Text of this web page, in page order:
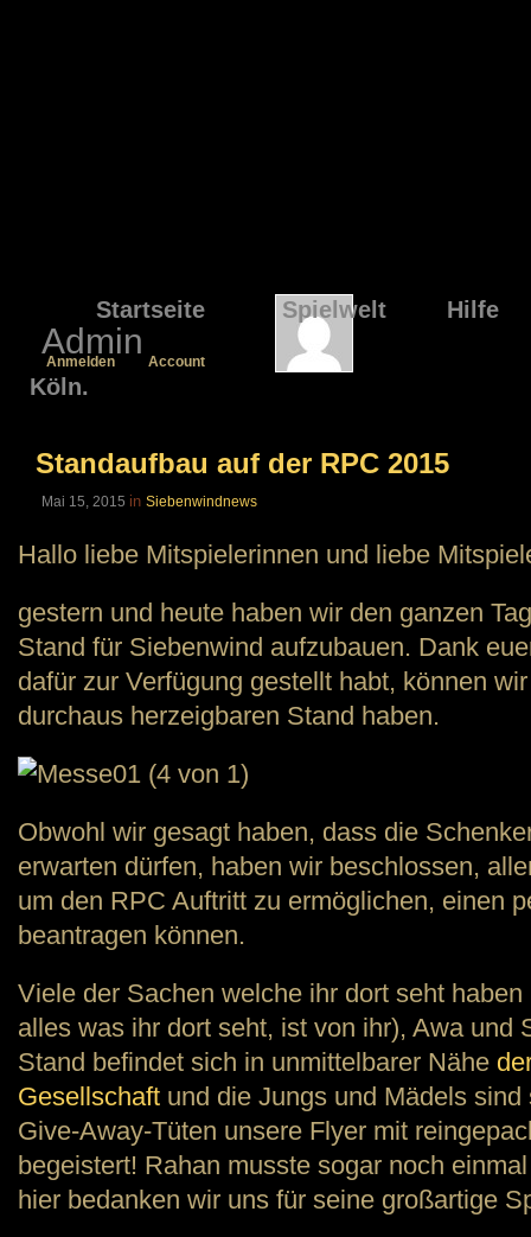
Startseite Spielwelt Hilfe
Admin
Anmelden Account
Köln.
Standaufbau auf der RPC 2015
Mai 15, 2015 in Siebenwindnews
Hallo liebe Mitspielerinnen und liebe
gestern und heute haben wir den ganzen
Stand für Siebenwind aufzubauen. Dank
dafür zur Verfügung gestellt habt, können
durchaus herzeigbaren Stand haben.
Obwohl wir gesagt haben, dass die
erwarten dürfen, haben wir beschlossen,
um den RPC Auftritt zu ermöglichen, einen
beantragen können.
Viele der Sachen welche ihr dort seht
alles was ihr dort seht, ist von ihr), Awa und
Stand befindet sich in unmittelbarer Nähe
Gesellschaft und die Jungs und Mädels
Give-Away-Tüten unsere Flyer mit
begeistert! Rahan musste sogar noch
hier bedanken wir uns für seine großartige